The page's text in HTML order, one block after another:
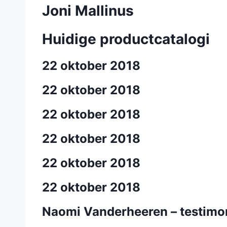
Joni Mallinus
Huidige productcatalogi
22 oktober 2018
22 oktober 2018
22 oktober 2018
22 oktober 2018
22 oktober 2018
22 oktober 2018
Naomi Vanderheeren –